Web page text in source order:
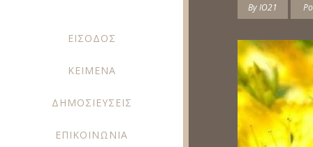
ΕΙΣΟΔΟΣ
ΚΕΙΜΕΝΑ
ΔΗΜΟΣΙΕΥΣΕΙΣ
ΕΠΙΚΟΙΝΩΝΙΑ
ByIO21